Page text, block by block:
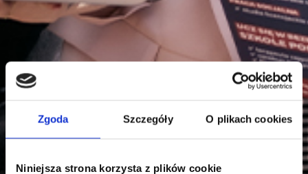
Zgoda Szczegóły O plikach cookies
Niniejsza strona korzysta z plików cookie